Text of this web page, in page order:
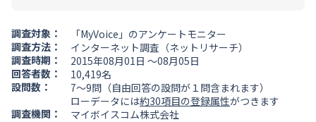
調査対象：
「MyVoice」のアンケートモニター
調査方法：
インターネット調査（ネットリサーチ）
調査時期：
2015年08月01日 ～08月05日
回答者数：
10,419名
設問数：
7～9問（自由回答の設問が１問含まれます）
ローデータには約30項目の登録属性がつきます
調査機関：
マイボイスコム株式会社